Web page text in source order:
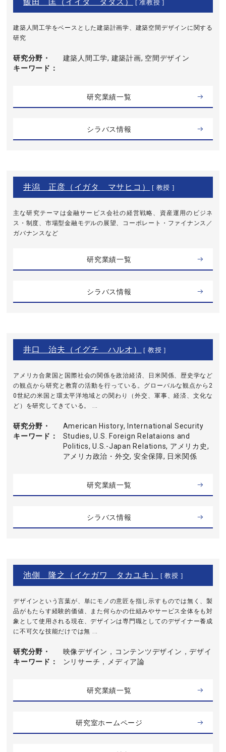
飯田 匡（イイダ タダス） [ 准教授 ]
建築人間工学をベースとした建築計画学、建築空間デザインに関する
研究
研究分野・
キーワード
建築人間工学, 建築計画, 空間デザイン
研究業績一覧
シラバス情報
井潟 正彦（イガタ マサヒコ） [ 教授 ]
主な研究テーマは金融サービス会社の経営戦略、資産運用のビジネ
ス・制度、市場型金融モデルの展望、コーポレート・ファイナンス／
ガバナンスなど
研究業績一覧
シラバス情報
井口 治夫（イグチ ハルオ） [ 教授 ]
アメリカ合衆国と国際社会の関係を政治経済、日米関係、歴史学など
の観点から研究と教育の活動を行っている。グローバルな観点から2
0世紀の米国と環太平洋地域との関わり（外交、軍事、経済、文化な
ど）を研究してきている。 ...
研究分野・
キーワード
American History, International Security
Studies, U.S. Foreign Relataions and
Politics, U.S.-Japan Relations, アメリカ史,
アメリカ政治・外交, 安全保障, 日米関係
研究業績一覧
シラバス情報
池側 隆之（イケガワ タカユキ） [ 教授 ]
デザインという言葉が、単にモノの意匠を指し示すものでは無く、製
品がもたらす経験的価値、また何らかの仕組みやサービス全体をも対
象として使用される現在、デザインは専門職としてのデザイナー養成
に不可欠な技能だけでは無 ...
研究分野・
キーワード
映像デザイン，コンテンツデザイン，デザイ
ンリサーチ，メディア論
研究業績一覧
研究室ホームページ